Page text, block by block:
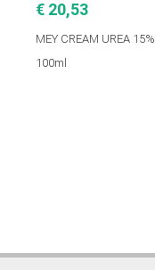
€ 20,53
MEY CREAM UREA 15%
100ml